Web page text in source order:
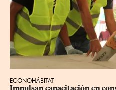
ECONOHÁBITAT